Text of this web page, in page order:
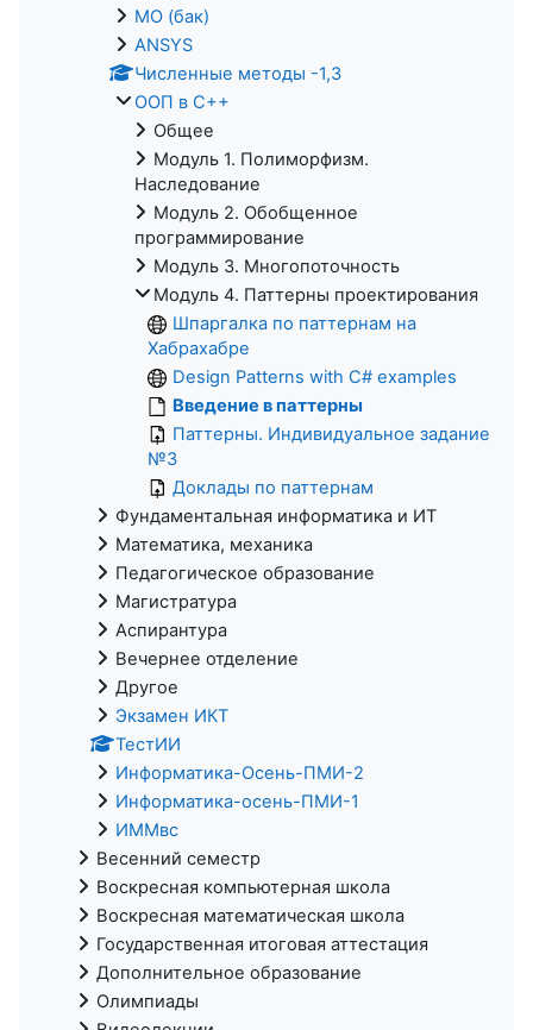
МО (бак)
ANSYS
Численные методы -1,3
ООП в С++
Общее
Модуль 1. Полиморфизм.
Наследование
Модуль 2. Обобщенное
программирование
Модуль 3. Многопоточность
Модуль 4. Паттерны проектирования
Шпаргалка по паттернам на
Хабрахабре
Design Patterns with C# examples
Введение в паттерны
Паттерны. Индивидуальное задание
№3
Доклады по паттернам
Фундаментальная информатика и ИТ
Математика, механика
Педагогическое образование
Магистратура
Аспирантура
Вечернее отделение
Другое
Экзамен ИКТ
ТестИИ
Информатика-Осень-ПМИ-2
Информатика-осень-ПМИ-1
ИММвс
Весенний семестр
Воскресная компьютерная школа
Воскресная математическая школа
Государственная итоговая аттестация
Дополнительное образование
Олимпиады